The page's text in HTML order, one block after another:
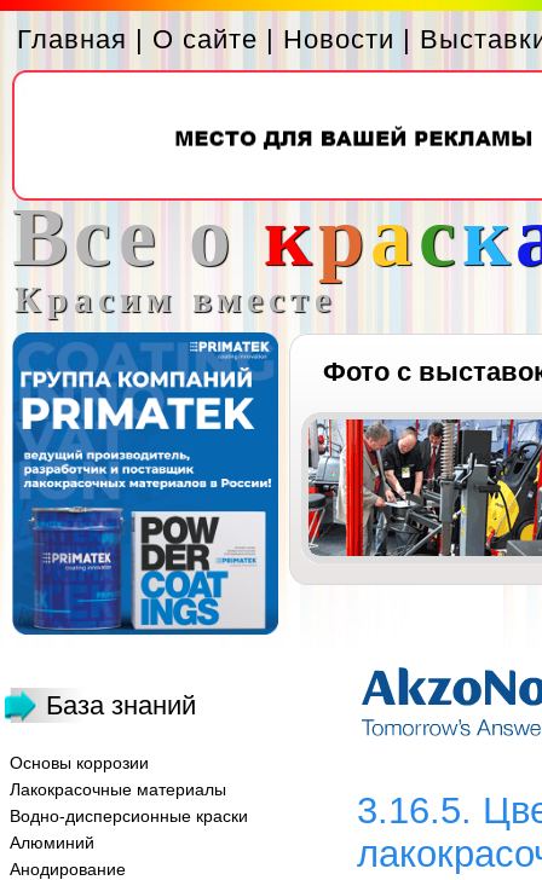
Главная | О сайте | Новости |
Все о краск
Красим вместе
Фото с
База знаний
Основы коррозии
Лакокрасочные материалы
Водно-дисперсионные краски
Алюминий
Анодирование
3.16.5.